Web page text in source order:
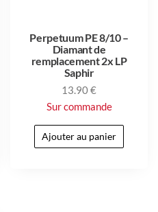
Perpetuum PE 8/10 –
Diamant de
remplacement 2x LP
Saphir
13.90€
Sur commande
Ajouter au panier